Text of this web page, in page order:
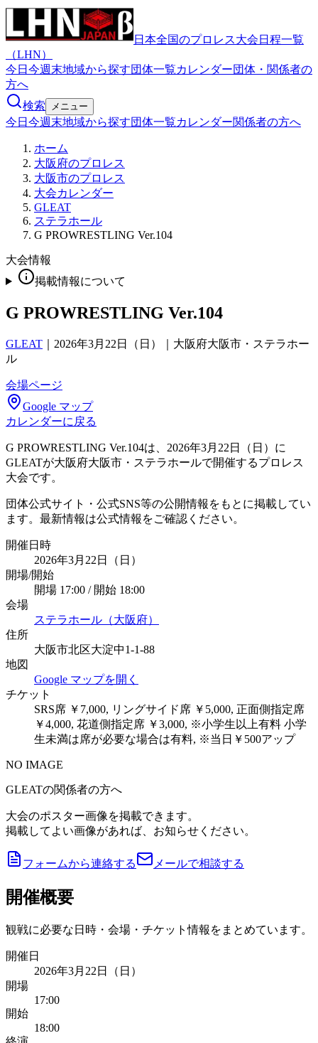
日本全国のプロレス大会日程一覧
（LHN）
今日 今週末地域から探す団体一覧カレンダー団体・関係者の
方へ
検索
メニュー
今日 今週末地域から探す団体一覧カレンダー関係者の方へ
ホーム
大阪府のプロレス
大阪市のプロレス
大会カレンダー
GLEAT
ステラホール
G PROWRESTLING Ver.104
大会情報
掲載情報について
G PROWRESTLING Ver.104
GLEAT
2026年3月22日（日）｜大阪府大阪市・ステラホー
ル
会場ページ
Google マップ
カレンダーに戻る
G PROWRESTLING Ver.104は、2026年3月22日（日）に
GLEATが大阪府大阪市・ステラホールで開催するプロレス
大会です。
団体公式サイト・公式SNS等の公開情報をもとに掲載してい
ます。最新情報は公式情報をご確認ください。
開催日時
2026年3月22日（日）
開場/開始
開場 17:00 / 開始 18:00
会場
ステラホール（大阪府）
住所
大阪市北区大淀中1-1-88
地図
Google マップを開く
チケット
SRS席 ￥7,000, リングサイド席 ￥5,000, 正面側指定席
￥4,000, 花道側指定席 ￥3,000, ※小学生以上有料 小学
生未満は席が必要な場合は有料, ※当日￥500アップ
NO IMAGE
GLEATの関係者の方へ
大会のポスター画像を掲載できます。
掲載してよい画像があれば、お知らせください。
フォームから連絡する メールで相談する
開催概要
観戦に必要な日時・会場・チケット情報をまとめています。
開催日
2026年3月22日（日）
開場
17:00
開始
18:00